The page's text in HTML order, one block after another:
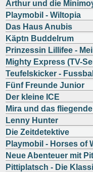
Arthur und die
Playmobil - Wiltopia
Das Haus Anubis
Käptn Buddelrum
Prinzessin Lillifee -
Mighty Express (TV-
Teufelskicker -
Fünf Freunde Junior
Der kleine ICE
Mira und das
Lenny Hunter
Die Zeitdetektive
Playmobil - Horses of
Neue Abenteuer mit
Pittiplatsch - Die